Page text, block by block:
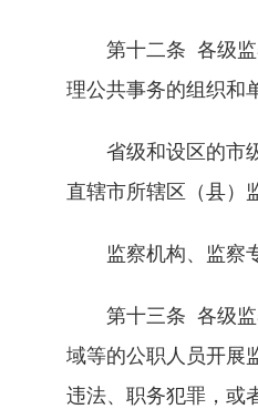
第十二条 各级监察
理公共事务的组织和
省级和设区的市级
直辖市所辖区（县）
监察机构、监察专
第十三条 各级监察
域等的公职人员开展
违法、职务犯罪，或